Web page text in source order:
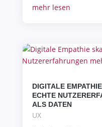
mehr lesen
DIGITALE
ECHTE
ALS DATEN
UX